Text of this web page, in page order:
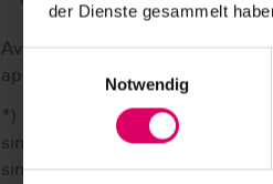
der Dienste gesammelt
Notwendig
Avvertenza: in linea di principio
aperti, in grado di utilizzare
*) Avvertenza: la gamma di
singoli partner di sistema/
singoli partner di sistema CAD/